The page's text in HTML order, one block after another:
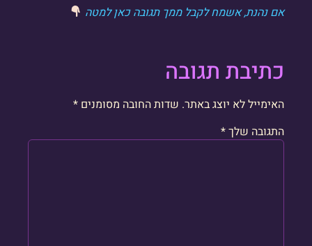
אם נהנת, אשמח לקבל ממך תגובה כאן למטה
כתיבת תגובה
האימייל לא יוצג באתר. שדות החובה מסומנים *
התגובה שלך*